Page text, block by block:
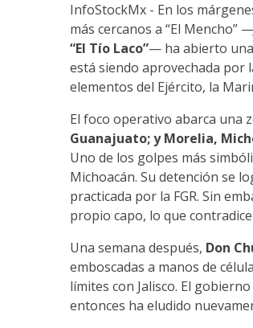
InfoStockMx - En los
más cercanos a “El Mencho” —
“El Tío Laco”— ha abierto
está siendo aprovechada por
elementos del Ejército, la
El foco operativo abarca una
Guanajuato; y Morelia,
Uno de los golpes más
Michoacán. Su detención se
practicada por la FGR. Sin
propio capo, lo que
Una semana después, Don
emboscadas a manos de
límites con Jalisco. El
entonces ha eludido